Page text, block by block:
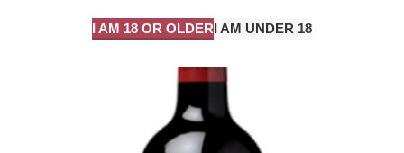
I AM 18 OR OLDERI AM UNDER 18